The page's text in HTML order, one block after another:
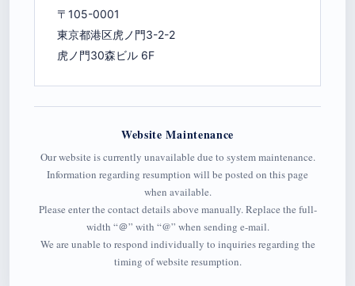
〒105-0001
東京都港区虎ノ門3-2-2
虎ノ門30森ビル 6F
Website Maintenance
Our website is currently unavailable due to system maintenance.
Information regarding resumption will be posted on this page
when available.
Please enter the contact details above manually. Replace the full-
width “＠” with “@” when sending e-mail.
We are unable to respond individually to inquiries regarding the
timing of website resumption.